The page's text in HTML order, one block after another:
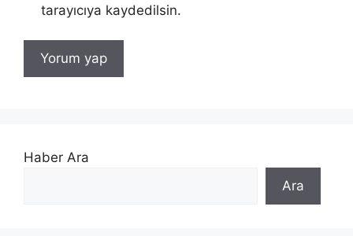
tarayıcıya kaydedilsin.
Haber Ara
Ara